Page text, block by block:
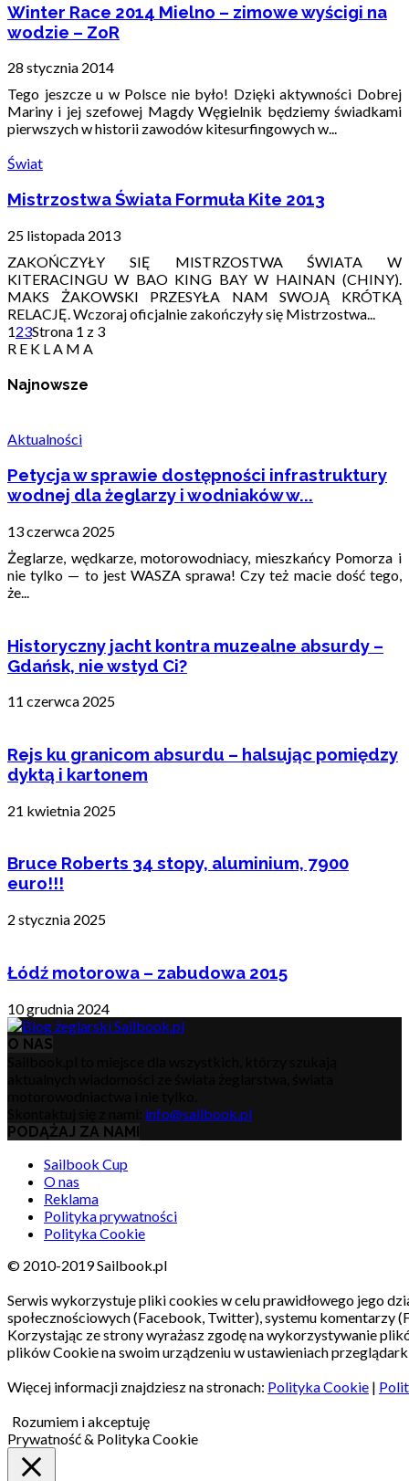
Winter Race 2014 Mielno – zimowe wyścigi na
wodzie – ZoR
28 stycznia 2014
Tego jeszcze u w Polsce nie było! Dzięki aktywności Dobrej
Mariny i jej szefowej Magdy Węgielnik będziemy świadkami
pierwszych w historii zawodów kitesurfingowych w...
Świat
Mistrzostwa Świata Formuła Kite 2013
25 listopada 2013
ZAKOŃCZYŁY SIĘ MISTRZOSTWA ŚWIATA W
KITERACINGU W BAO KING BAY W HAINAN (CHINY).
MAKS ŻAKOWSKI PRZESYŁA NAM SWOJĄ KRÓTKĄ
RELACJĘ. Wczoraj oficjalnie zakończyły się Mistrzostwa...
123Strona 1 z 3
R E K L A M A
Najnowsze
Aktualności
Petycja w sprawie dostępności infrastruktury
wodnej dla żeglarzy i wodniaków w...
13 czerwca 2025
Żeglarze, wędkarze, motorowodniacy, mieszkańcy Pomorza i
nie tylko — to jest WASZA sprawa! Czy też macie dość tego,
że...
Historyczny jacht kontra muzealne absurdy –
Gdańsk, nie wstyd Ci?
11 czerwca 2025
Rejs ku granicom absurdu – halsując pomiędzy
dyktą i kartonem
21 kwietnia 2025
Bruce Roberts 34 stopy, aluminium, 7900
euro!!!
2 stycznia 2025
Łódź motorowa – zabudowa 2015
10 grudnia 2024
O NAS
info@sailbook.pl
PODĄŻAJ ZA NAMI
Sailbook Cup
O nas
Reklama
Polityka prywatności
Polityka Cookie
© 2010-2019 Sailbook.pl
Serwis wykorzystuje pliki cookies w celu prawidłowego jego
społecznościowych (Facebook, Twitter), systemu komentarzy
Korzystając ze strony wyrażasz zgodę na wykorzystywanie
plików Cookie na swoim urządzeniu w ustawieniach
Więcej informacji znajdziesz na stronach: Polityka Cookie |
Rozumiem i akceptuję
Prywatność & Polityka Cookie